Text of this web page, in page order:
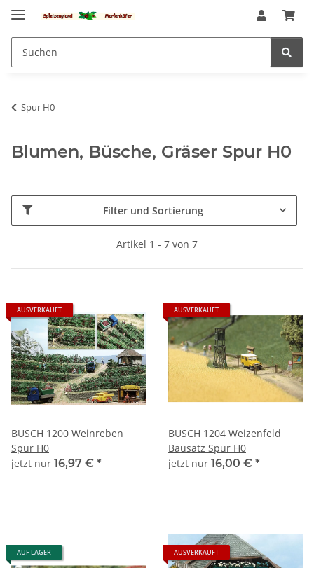
Spur H0
Blumen, Büsche, Gräser Spur H0
Filter und Sortierung
Artikel 1 - 7 von 7
AUSVERKAUFT
BUSCH 1200 Weinreben
Spur H0
jetzt nur 16,97 € *
AUSVERKAUFT
BUSCH 1204 Weizenfeld
Bausatz Spur H0
jetzt nur 16,00 € *
AUF LAGER AUSVERKAUFT